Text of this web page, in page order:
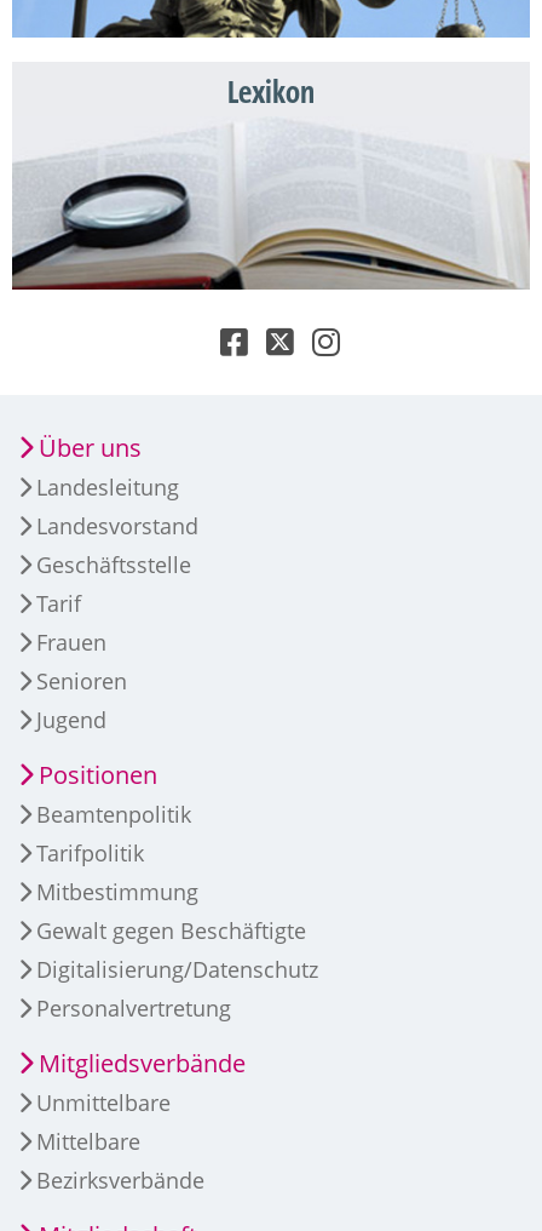
Lexikon
Über uns
Landesleitung
Landesvorstand
Geschäftsstelle
Tarif
Frauen
Senioren
Jugend
Positionen
Beamtenpolitik
Tarifpolitik
Mitbestimmung
Gewalt gegen Beschäftigte
Digitalisierung/Datenschutz
Personalvertretung
Mitgliedsverbände
Unmittelbare
Mittelbare
Bezirksverbände